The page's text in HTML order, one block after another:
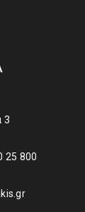
3
25 800